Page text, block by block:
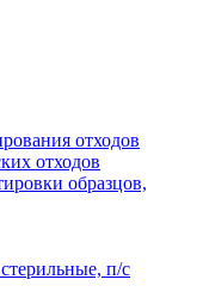
отходов
отходов
образцов,
п/с